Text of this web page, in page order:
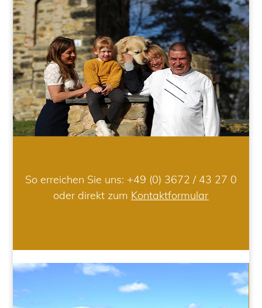
So erreichen Sie uns: +49 (0) 3672 / 43 27 0
oder direkt zum Kontaktformular